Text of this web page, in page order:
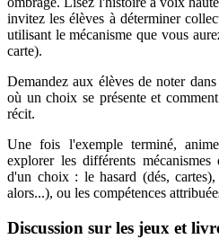
invitez les élèves à déterminer
utilisant le mécanisme que vous
carte).
Demandez aux élèves de noter
où un choix se présente et
récit.
Une fois l'exemple terminé,
explorer les différents
d'un choix : le hasard (dés,
alors...), ou les compétences
Discussion sur les jeux et